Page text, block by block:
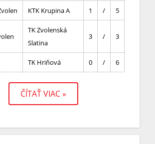
KTK Krupina A 1 / 5
TK Zvolenská
Slatina
3 / 3
TK Hriňová 0 / 6
ČÍTAŤ VIAC »